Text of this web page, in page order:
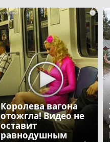
i
Королева вагона
отожгла! Видео не
оставит
равнодушным